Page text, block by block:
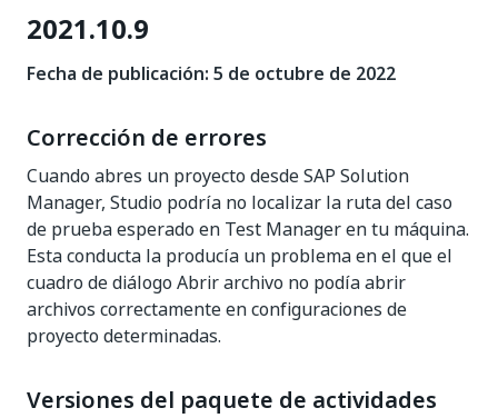
2021.10.9
Fecha de publicación: 5 de octubre de 2022
Corrección de errores
Cuando abres un proyecto desde SAP Solution
Manager, Studio podría no localizar la ruta del caso
de prueba esperado en Test Manager en tu máquina.
Esta conducta la producía un problema en el que el
cuadro de diálogo Abrir archivo no podía abrir
archivos correctamente en configuraciones de
proyecto determinadas.
Versiones del paquete de actividades